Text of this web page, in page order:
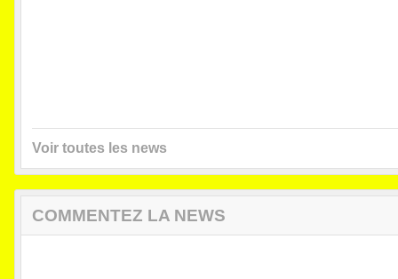
Voir toutes les news
COMMENTEZ LA NEWS